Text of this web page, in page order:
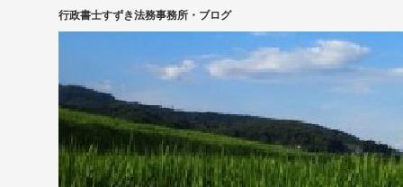
行政書士すずき法務事務所・ブログ